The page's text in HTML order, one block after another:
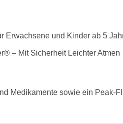
Erwachsene und Kinder ab 5
– Mit Sicherheit Leichter Atmen
Medikamente sowie ein Peak-